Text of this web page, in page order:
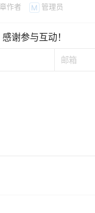
作者 M 管理员
谢参与互动！